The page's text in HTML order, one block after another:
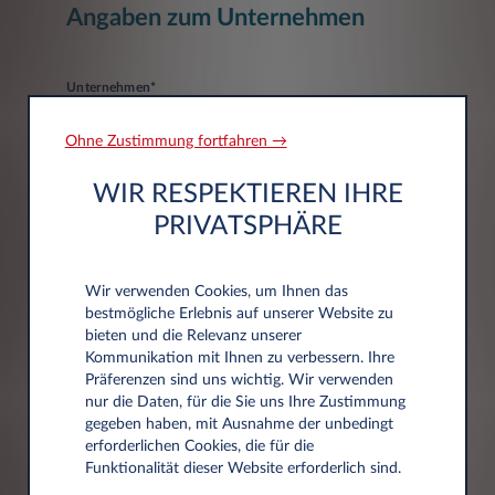
Angaben zum Unternehmen
Unternehmen*
Postleitzahl*
Stadt
Ohne Zustimmung fortfahren →
WIR RESPEKTIEREN IHRE
PRIVATSPHÄRE
Wir verwenden Cookies, um Ihnen das
bestmögliche Erlebnis auf unserer Website zu
bieten und die Relevanz unserer
Kommunikation mit Ihnen zu verbessern. Ihre
Präferenzen sind uns wichtig. Wir verwenden
nur die Daten, für die Sie uns Ihre Zustimmung
gegeben haben, mit Ausnahme der unbedingt
erforderlichen Cookies, die für die
Funktionalität dieser Website erforderlich sind.